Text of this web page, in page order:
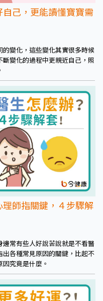
己，更能讀懂寶寶需
變化，這些變化其實很多時候
變化的過程中更親近自己，照
師指關鍵，４步驟解
常有些人好說苦說就是不看醫
各種常見原因的關鍵，比起不
究竟是什麼。